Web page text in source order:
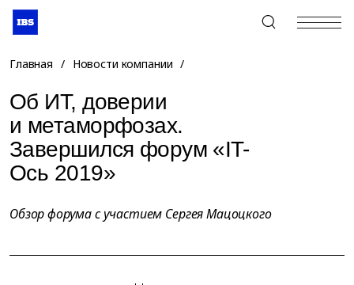
+7 (495) 967-80-80
Главная / Новости компании /
Об ИТ, доверии
и метаморфозах.
Завершился форум «IT-
Ось 2019»
Обзор форума с участием Сергея Мацоцкого